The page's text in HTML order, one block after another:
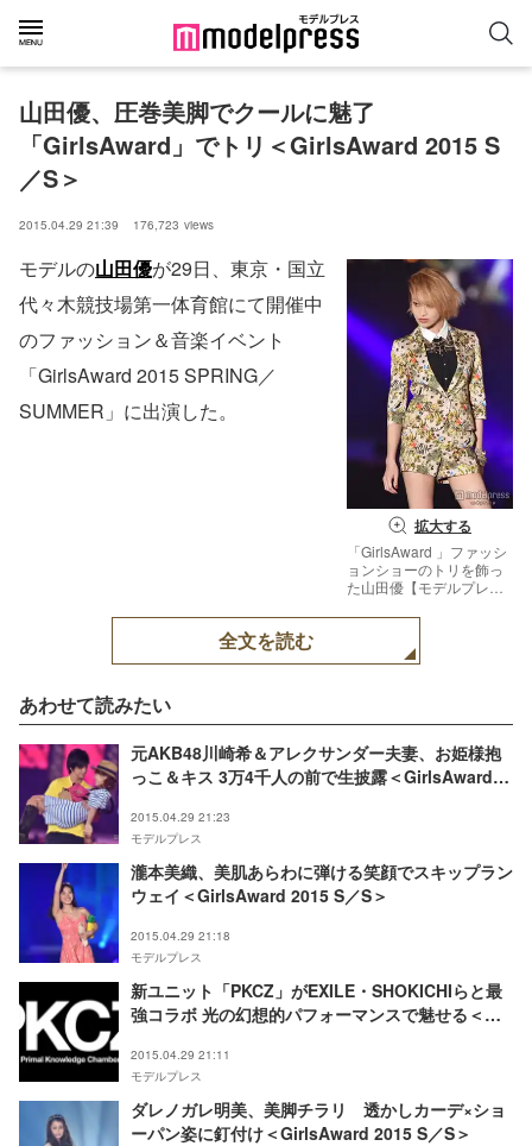
山田優、圧巻美脚でクールに魅了
「GirlsAward」でトリ＜GirlsAward 2015 S
／S＞
2015.04.29 21:39 176,723 views
拡大する
「GirlsAward 」ファッシ
ョンショーのトリを飾っ
た山田優【モデルプレ
モデルの山田優が29日、東京・国立
代々木競技場第一体育館にて開催中
のファッション＆音楽イベント
「GirlsAward 2015 SPRING／
SUMMER」に出演した。
全文を読む
あわせて読みたい
元AKB48川崎希＆アレクサンダー夫妻、お姫様抱
っこ＆キス 3万4千人の前で生披露＜GirlsAward
2015.04.29 21:23
モデルプレス
瀧本美織、美肌あらわに弾ける笑顔でスキップラン
ウェイ＜GirlsAward 2015 S／S＞
2015.04.29 21:18
モデルプレス
新ユニット「PKCZ」がEXILE・SHOKICHIらと最
強コラボ 光の幻想的パフォーマンスで魅せる＜
2015.04.29 21:11
モデルプレス
ダレノガレ明美、美脚チラリ 透かしカーデ×ショ
ーパン姿に釘付け＜GirlsAward 2015 S／S＞